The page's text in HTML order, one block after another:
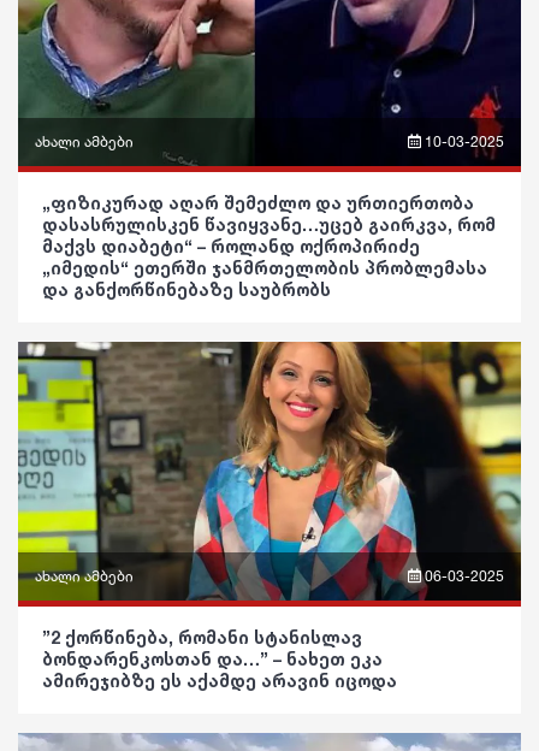
სამართალი
რჩევები
ინტერვიუ
შოუბიზნესი
მედიცინა
კულინარია
ასტროლოგია
ფაქტები
ჯანდაცვა
კულტურა
გართობა
რეგიონი
სოც. მედია
სპორტი
ეკონომიკა
სამართალი
რჩევები
ინტერვიუ
შოუბიზნესი
კულინარია
ასტროლოგია
ფაქტები
ახალი ამბები
ვიდეო
პოლიტიკა
განათლება
ჯანდაცვა
კულტურა
გართობა
რეგიონი
სპორტი
10-03-2025
„ფიზიკურად აღარ შემეძლო და ურთიერთობა
დასასრულისკენ წავიყვანე…უცებ გაირკვა, რომ
მაქვს დიაბეტი“ – როლანდ ოქროპირიძე
„იმედის“ ეთერში ჯანმრთელობის პრობლემასა
და განქორწინებაზე საუბრობს
ახალი ამბები
ვიდეო
06-03-2025
”2 ქორწინება, რომანი სტანისლავ
ბონდარენკოსთან და…” – ნახეთ ეკა
ამირეჯიბზე ეს აქამდე არავინ იცოდა